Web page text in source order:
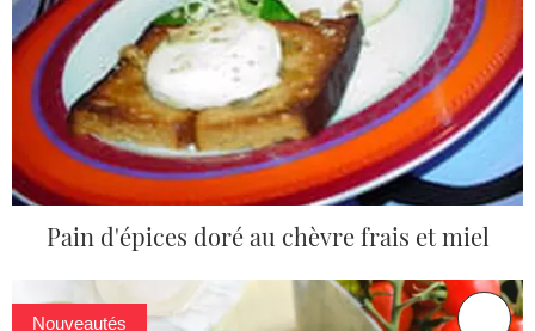
Pain d'épices doré au chèvre frais et miel
Nouveautés